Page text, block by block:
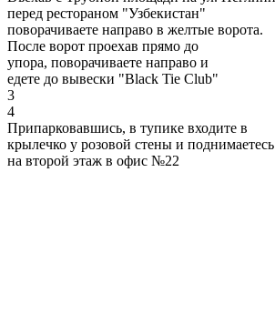
перед рестораном "Узбекистан"
поворачиваете направо в желтые ворота.
После ворот проехав прямо до
упора, поворачиваете направо и
едете до вывески "Black Tie Club"
3
4
Припарковавшись, в тупике входите в
крылечко у розовой стены и поднимаетесь
на второй этаж в офис №22